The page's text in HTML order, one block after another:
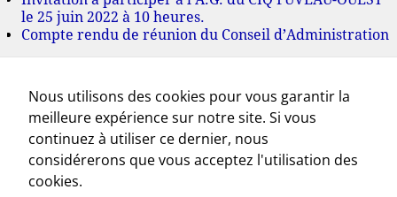
le 25 juin 2022 à 10 heures.
Compte rendu de réunion du Conseil d’Administration
juillet 2022
juin 2022
mai 2022
mars 2022
novembre 2021
octobre 2021
Nous utilisons des cookies pour vous garantir la
meilleure expérience sur notre site. Si vous
continuez à utiliser ce dernier, nous
considérerons que vous acceptez l'utilisation des
cookies.